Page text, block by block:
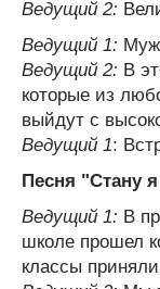
Ведущий 2:
Ведущий 1:
Ведущий 2: В
которые из
выйдут с
Ведущий 1:
Песня "Стану
Ведущий 1: В
школе прошел
классы